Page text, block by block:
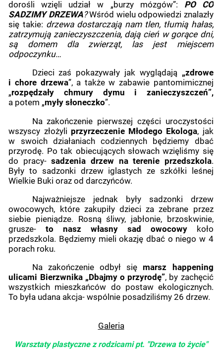
dorośli wzięli udział w „burzy mózgów”: PO CO
SADZIMY DRZEWA?Wśród wielu odpowiedzi znalazły
się takie: drzewa dostarczają nam tlen, tłumią hałas,
zatrzymują zanieczyszczenia, dają cień w gorące dni,
są domem dla zwierząt, las jest miejscem
odpoczynku…
Dzieci zaś pokazywały jak wyglądają „zdrowe
i chore drzewa”, a także w zabawie pantomimicznej
„rozpędzały chmury dymu i zanieczyszczeń”,
a potem „myły słoneczko”.
Na zakończenie pierwszej części uroczystości
wszyscy złożyli przyrzeczenie Młodego Ekologa, jak
w swoich działaniach codziennych będziemy dbać
przyrodę. Po tak obiecujących słowach wzięliśmy się
do pracy-sadzenia drzew na terenie przedszkola.
Były to sadzonki drzew iglastych ze szkółki leśnej
Wielkie Buki oraz od darczyńców.
Najważniejsze jednak były sadzonki drzew
owocowych, które zakupiły dzieci za zebrane przez
siebie pieniądze. Rosną śliwy, jabłonie, brzoskwinie,
grusze-to nasz własny sad owocowykoło
przedszkola. Będziemy mieli okazję dbać o niego w 4
porach roku.
Na zakończenie odbył się marsz happening
ulicami Bierzwnika „Dbajmy o przyrodę”, by zachęcić
wszystkich mieszkańców do postaw ekologicznych.
To była udana akcja- wspólnie posadziliśmy 26 drzew.
Galeria
Warsztaty plastyczne z rodzicami pt. "Drzewa to życie"